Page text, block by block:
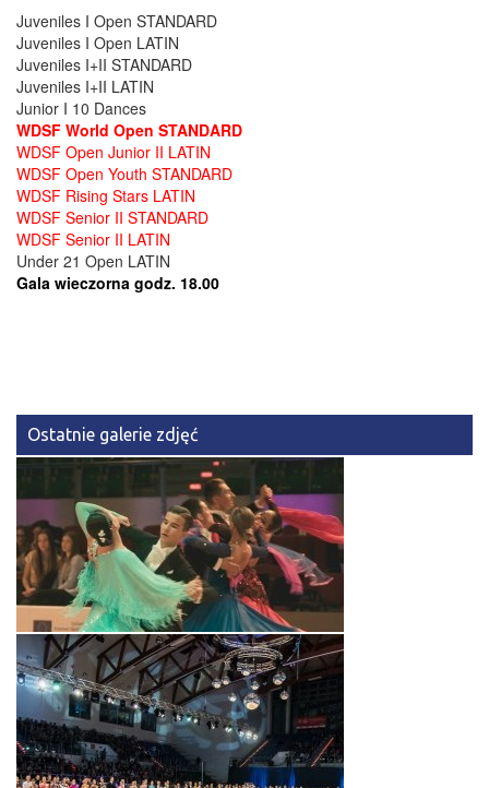
Juveniles I Open STANDARD
Juveniles I Open LATIN
Juveniles I+II STANDARD
Juveniles I+II LATIN
Junior I 10 Dances
WDSF World Open STANDARD
WDSF Open Junior II LATIN
WDSF Open Youth STANDARD
WDSF Rising Stars LATIN
WDSF Senior II STANDARD
WDSF Senior II LATIN
Under 21 Open LATIN
Gala wieczorna godz. 18.00
Ostatnie galerie zdjęć